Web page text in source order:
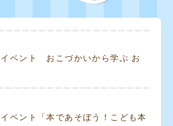
イベント おこづかいから学ぶ お
ベント「本であそぼう！こども本